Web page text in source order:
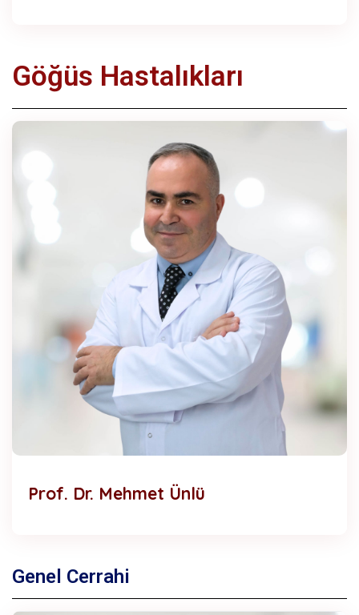
Göğüs Hastalıkları
Prof. Dr. Mehmet Ünlü
Genel Cerrahi